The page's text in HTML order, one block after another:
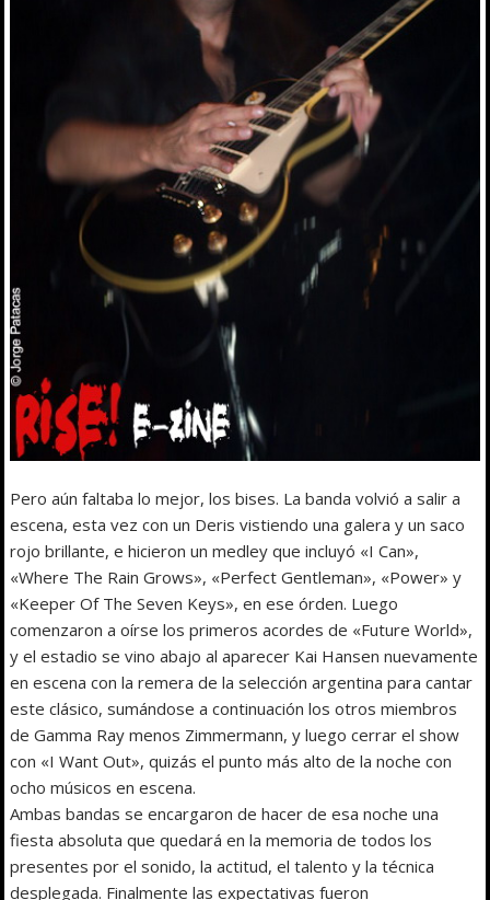
Pero aún faltaba lo mejor, los bises. La banda volvió a salir a
escena, esta vez con un Deris vistiendo una galera y un saco
rojo brillante, e hicieron un medley que incluyó «I Can»,
«Where The Rain Grows», «Perfect Gentleman», «Power» y
«Keeper Of The Seven Keys», en ese órden. Luego
comenzaron a oírse los primeros acordes de «Future World»,
y el estadio se vino abajo al aparecer Kai Hansen nuevamente
en escena con la remera de la selección argentina para cantar
este clásico, sumándose a continuación los otros miembros
de Gamma Ray menos Zimmermann, y luego cerrar el show
con «I Want Out», quizás el punto más alto de la noche con
ocho músicos en escena.
Ambas bandas se encargaron de hacer de esa noche una
fiesta absoluta que quedará en la memoria de todos los
presentes por el sonido, la actitud, el talento y la técnica
desplegada. Finalmente las expectativas fueron